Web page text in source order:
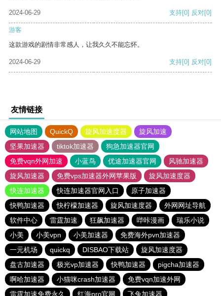
2024-06-29 支持[0] 反对[0]
游客
这款游戏的剧情非常感人，让我久久不能忘怀。
2024-06-29 支持[0] 反对[0]
友情链接
网站地图 QuickQ 旋风加速度器
旋风加速
坚果加速器
tiktok加速器
狗急加速器官网
免费vqn外网加速
小蓝鸟 优途加速器官网
风驰加速器
旋风加速器
免费vps加速器外网苹果版
旋风加速度器
快连加速器
快连加速器官网入口
原子加速器
快鸭加速器
快柠檬加速器 旋风加速度器
外网网址导航
软件中心
雷霆加速 狂飙加速器 哔咔漫画
瑞乐小说
小美
小美vpn 小美加速器
免费海外pvn加速器
一元机场
quickq DISBAO下载站
旋风加速度器
盘古加速器
极光vp加速器 快鸭加速器
pigcha加速器
啊哈加速器
小猫咪crash加速器
免费vqn加速外网
雷霆加速免费永久
红海pro官网 飞兔加速器